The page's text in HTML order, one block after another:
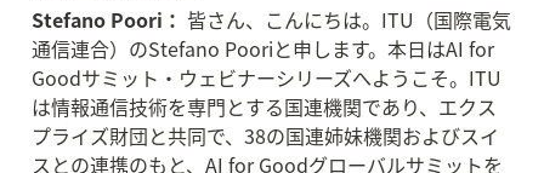
Stefano Poori： 皆さん、こんにちは。ITU（国際電気
通信連合）のStefano Pooriと申します。本日はAI for
Goodサミット・ウェビナーシリーズへようこそ。ITU
は情報通信技術を専門とする国連機関であり、エクス
プライズ財団と共同で、38の国連姉妹機関およびスイ
スとの連携のもと、AI for Goodグローバルサミットを